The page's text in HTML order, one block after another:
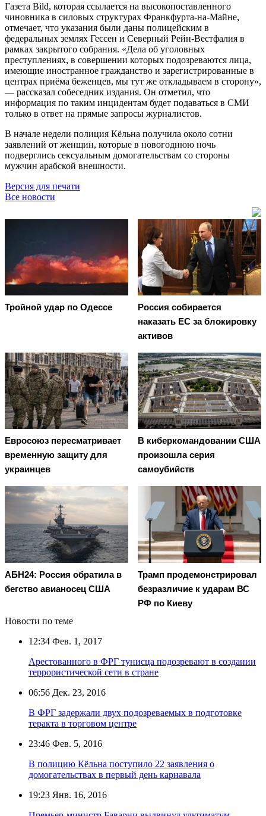
Газета Bild, которая ссылается на высокопоставленного
чиновника в силовых структурах Франкфурта-на-Майне,
отмечает, что указания были даны полицейским в
федеральных землях Гессен и Северный Рейн-Вестфалия в
рамках закрытого собрания. «Дела об уголовных
преступлениях, в совершении которых подозреваются лица,
имеющие иностранное гражданство и зарегистрированные в
центрах приёма беженцев, мы тут же откладываем в сторону»,
— рассказал собеседник издания. Он отметил, что
информация по таким инцидентам будет подаваться в СМИ
только в ответ на прямые запросы журналистов.
В начале недели полиция Кёльна получила около сотни
заявлений от женщин, которые в новогоднюю ночь
подверглись сексуальным домогательствам со стороны
мужчин арабской внешности.
Версия для печати
Все новости
Тройной удар по Одессe
Россия собирается
наказать EC за блокировку
активов
Евросоюз пересматривает
временную защиту для
украинцев
В киберкомандовании США
произошла серия
самоубийств
АБН24: Россия обратила в
бегство авианосец США
Трамп продемонстрировал
безразличие к ударам ВС
РФ по Киеву
Новости по теме
12:34 Фев. 1, 2017
Арестованного в ФРГ тунисца подозревают в создании
террористической сети в стране
06:56 Дек. 23, 2016
В ФРГ задержали двух подозреваемых в подготовке
теракта в торговом центре
23:46 Фев. 5, 2016
В полицию Кёльна поступило 22 заявления о
домогательствах в первый день карнавала
19:23 Янв. 16, 2016